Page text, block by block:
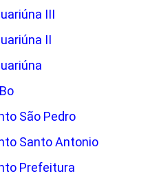
III
II
São Pedro
Santo Antonio
Prefeitura